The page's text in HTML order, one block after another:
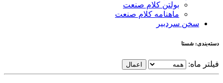
بولتن کلام صنعت
ماهنامه کلام صنعت
سخن سردبیر
دسته‌بندی: شستا
فیلتر ماه: اعمال